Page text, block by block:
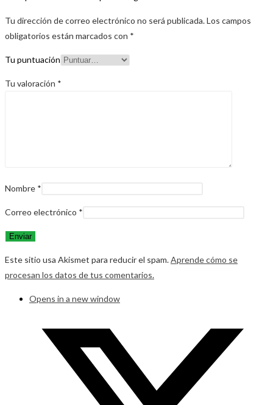
Tu dirección de correo electrónico no será publicada.Los campos
obligatorios están marcados con *
Tu puntuación
Tu valoración *
Nombre *
Correo electrónico *
Este sitio usa Akismet para reducir el spam.Aprende cómo se
procesan los datos de tus comentarios.
Opens in a new window